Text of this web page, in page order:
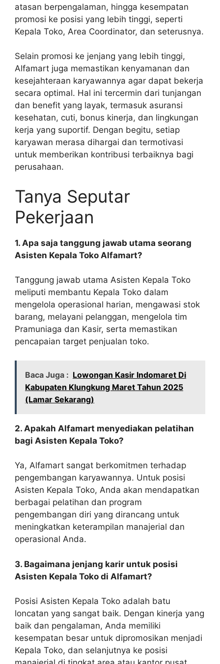
atasan berpengalaman, hingga kesempatan
promosi ke posisi yang lebih tinggi, seperti
Kepala Toko, Area Coordinator, dan seterusnya.
Selain promosi ke jenjang yang lebih tinggi,
Alfamart juga memastikan kenyamanan dan
kesejahteraan karyawannya agar dapat bekerja
secara optimal. Hal ini tercermin dari tunjangan
dan benefit yang layak, termasuk asuransi
kesehatan, cuti, bonus kinerja, dan lingkungan
kerja yang suportif. Dengan begitu, setiap
karyawan merasa dihargai dan termotivasi
untuk memberikan kontribusi terbaiknya bagi
perusahaan.
Tanya Seputar
Pekerjaan
1. Apa saja tanggung jawab utama seorang
Asisten Kepala Toko Alfamart?
Tanggung jawab utama Asisten Kepala Toko
meliputi membantu Kepala Toko dalam
mengelola operasional harian, mengawasi stok
barang, melayani pelanggan, mengelola tim
Pramuniaga dan Kasir, serta memastikan
pencapaian target penjualan toko.
Baca Juga : Lowongan Kasir Indomaret Di
Kabupaten Klungkung Maret Tahun 2025
(Lamar Sekarang)
2. Apakah Alfamart menyediakan pelatihan
bagi Asisten Kepala Toko?
Ya, Alfamart sangat berkomitmen terhadap
pengembangan karyawannya. Untuk posisi
Asisten Kepala Toko, Anda akan mendapatkan
berbagai pelatihan dan program
pengembangan diri yang dirancang untuk
meningkatkan keterampilan manajerial dan
operasional Anda.
3. Bagaimana jenjang karir untuk posisi
Asisten Kepala Toko di Alfamart?
Posisi Asisten Kepala Toko adalah batu
loncatan yang sangat baik. Dengan kinerja yang
baik dan pengalaman, Anda memiliki
kesempatan besar untuk dipromosikan menjadi
Kepala Toko, dan selanjutnya ke posisi